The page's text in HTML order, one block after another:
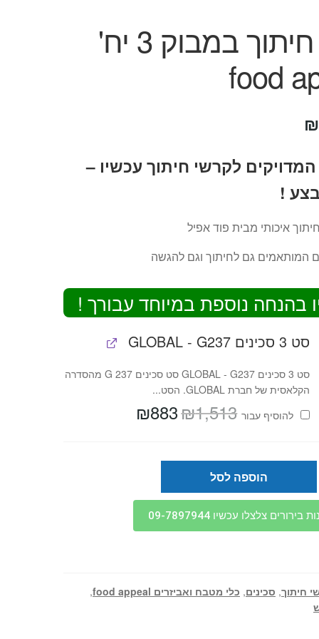
קרש חיתוך במבוק 3 יח'
food
₪
הוא:
₪69.
לקרשי חיתוך עכשיו –
!
איכותי מבית פוד אפיל
המותאמים גם לחיתוך וגם להגשה
בהנחה נוספת במיוחד עבורך !
סט 3 סכינים GLOBAL - G237
סט 3 סכינים GLOBAL - G237 סט סכינים G 237 מהסדרה
הקלאסית של חברת GLOBAL. הסט...
להוסיף⁦⁩ עבור
₪1,513 המחיר
המקורי₪883
הוספה לסל
בירורים צלצלו עכשיו 09-7897944
חיתוך, סכינים, כלי מטבח ואביזרים food appeal
,